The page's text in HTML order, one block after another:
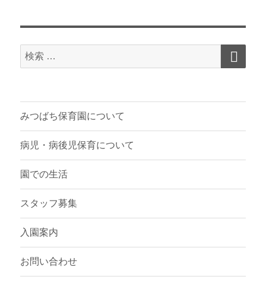
検
索
象:
検
みつばち保育園について
病児・病後児保育について
園での生活
スタッフ募集
入園案内
お問い合わせ